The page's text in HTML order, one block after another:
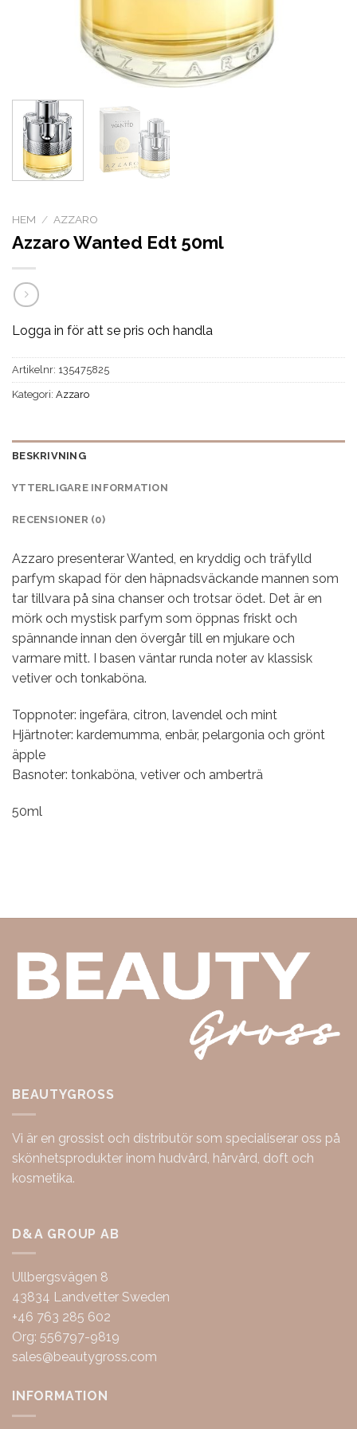
HEM / AZZARO
Azzaro Wanted Edt 50ml
Logga in för att se pris och handla
Artikelnr: 135475825
Kategori: Azzaro
BESKRIVNING
YTTERLIGARE INFORMATION
RECENSIONER (0)
Azzaro presenterar Wanted, en kryddig och träfylld
parfym skapad för den häpnadsväckande mannen som
tar tillvara på sina chanser och trotsar ödet. Det är en
mörk och mystisk parfym som öppnas friskt och
spännande innan den övergår till en mjukare och
varmare mitt. I basen väntar runda noter av klassisk
vetiver och tonkaböna.
Toppnoter: ingefära, citron, lavendel och mint
Hjärtnoter: kardemumma, enbär, pelargonia och grönt
äpple
Basnoter: tonkaböna, vetiver och amberträ
50ml
BEAUTYGROSS
Vi är en grossist och distributör som specialiserar oss på
skönhetsprodukter inom hudvård, hårvård, doft och
kosmetika.
D&A GROUP AB
Ullbergsvägen 8
43834 Landvetter Sweden
+46 763 285 602
Org: 556797-9819
sales@beautygross.com
INFORMATION